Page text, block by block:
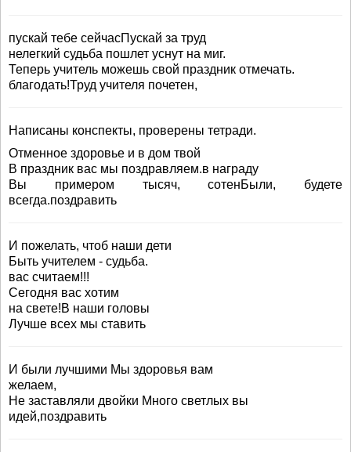
пускай тебе сейчасПускай за труд
нелегкий судьба пошлет уснут на миг.
Теперь учитель можешь свой праздник отмечать.
благодать!Труд учителя почетен,
Написаны конспекты, проверены тетради.
Отменное здоровье и в дом твой
В праздник вас мы поздравляем.в награду
Вы примером тысяч, сотенБыли, будете
всегда.поздравить
И пожелать, чтоб наши дети
Быть учителем - судьба.
вас считаем!!!
Сегодня вас хотим
на свете!В наши головы
Лучше всех мы ставить
И были лучшими Мы здоровья вам
желаем,
Не заставляли двойки Много светлых вы
идей,поздравить